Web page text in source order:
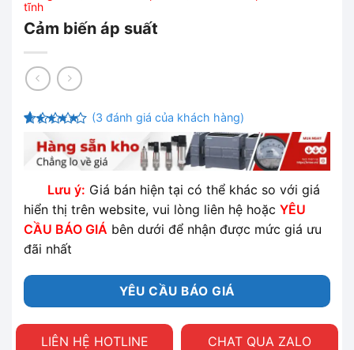
tĩnh
Cảm biến áp suất
4.33trên
5 dựa
trênđánh
(3 đánh giá của khách hàng)
Lưu ý: Giá bán hiện tại có thể khác so với giá
hiển thị trên website, vui lòng liên hệ hoặc YÊU
CẦU BÁO GIÁ bên dưới để nhận được mức giá ưu
đãi nhất
YÊU CẦU BÁO GIÁ
LIÊN HỆ HOTLINE
CHAT QUA ZALO